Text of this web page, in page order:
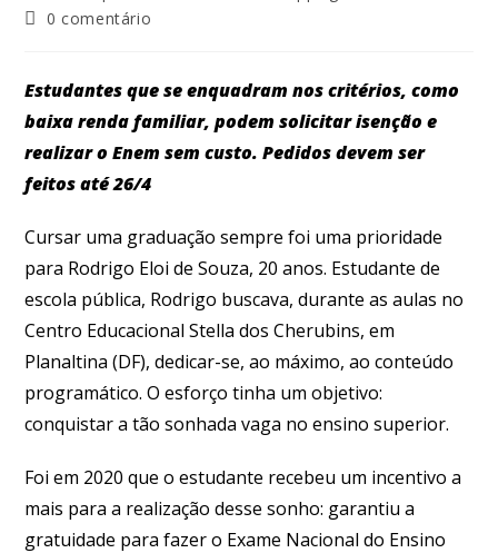
0 comentário
Estudantes que se enquadram nos critérios, como
baixa renda familiar, podem solicitar isenção e
realizar o Enem sem custo. Pedidos devem ser
feitos até 26/4
Cursar uma graduação sempre foi uma prioridade
para Rodrigo Eloi de Souza, 20 anos. Estudante de
escola pública, Rodrigo buscava, durante as aulas no
Centro Educacional Stella dos Cherubins, em
Planaltina (DF), dedicar-se, ao máximo, ao conteúdo
programático. O esforço tinha um objetivo:
conquistar a tão sonhada vaga no ensino superior.
Foi em 2020 que o estudante recebeu um incentivo a
mais para a realização desse sonho: garantiu a
gratuidade para fazer o Exame Nacional do Ensino